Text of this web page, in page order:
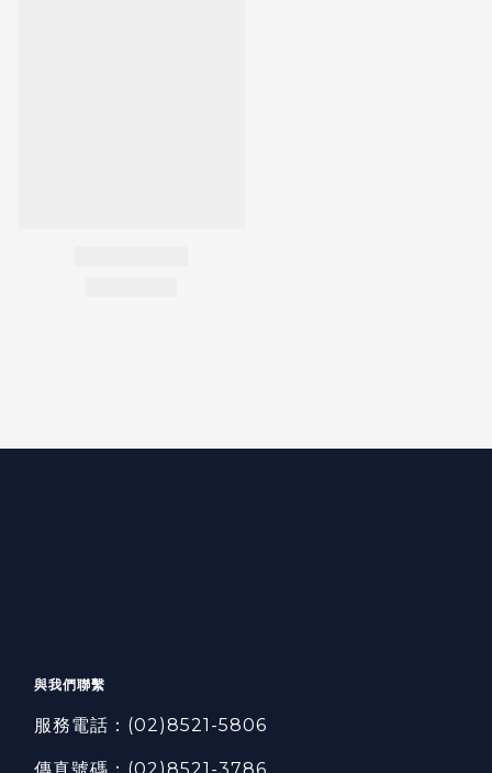
與我們聯繫
服務電話： (02)8521-5806
傳真號碼： (02)8521-3786